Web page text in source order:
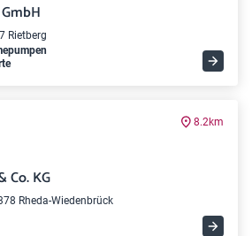
Rietberg
8.2km
Co. KG
Rheda-Wiedenbrück